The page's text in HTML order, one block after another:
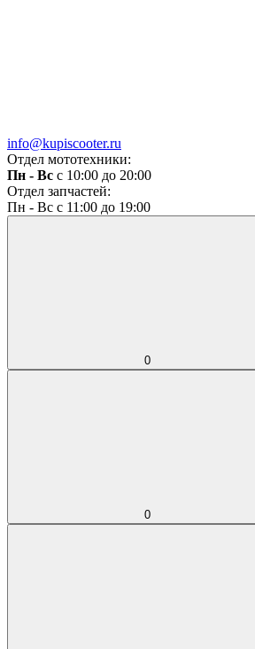
info@kupiscooter.ru
Отдел мототехники:
Пн - Вс с 10:00 до 20:00
Отдел запчастей:
Пн - Вс с 11:00 до 19:00
0
0